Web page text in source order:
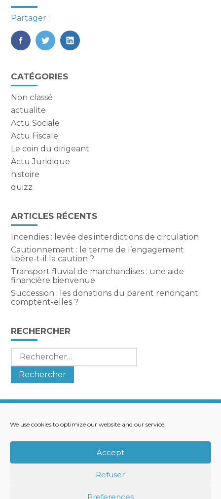
We use cookies to optimize our website and our service.
Accept
Refuser
Preferences
Partager :
FaceBook
TwitterLinkedIn
Blog
sidebar
CATÉGORIES
Non classé
actualite
Actu Sociale
Actu Fiscale
Le coin du dirigeant
Actu Juridique
histoire
quizz
ARTICLES RÉCENTS
Incendies : levée des interdictions de circulation
Cautionnement : le terme de l’engagement
libère-t-il la caution ?
Transport fluvial de marchandises : une aide
financière bienvenue
Succession : les donations du parent renonçant
comptent-elles ?
RECHERCHER
Rechercher :
Principale
NOS SOLUTIONS
RECRUTEMENT
CONTACT
MENTIONS LÉGALES